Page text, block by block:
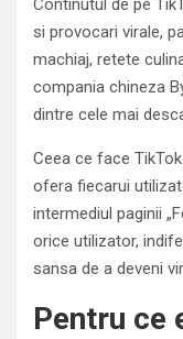
Continutul de pe
si provocari virale,
machiaj, retete
compania chineza
dintre cele mai
Ceea ce face
ofera fiecarui
intermediul paginii
orice utilizator,
sansa de a deveni
Pentru ce